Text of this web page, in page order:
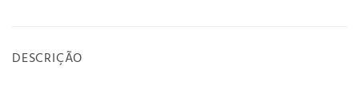
DESCRIÇÃO